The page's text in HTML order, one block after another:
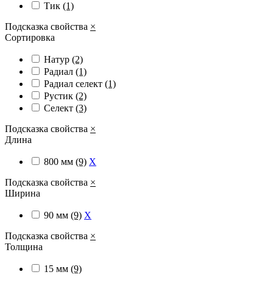
Тик (1)
Подсказка свойства ×
Сортировка
Натур (2)
Радиал (1)
Радиал cелект (1)
Рустик (2)
Селект (3)
Подсказка свойства ×
Длина
800 мм (9) X
Подсказка свойства ×
Ширина
90 мм (9) X
Подсказка свойства ×
Толщина
15 мм (9)